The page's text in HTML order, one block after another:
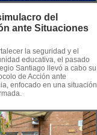
del
ante Situaciones
la seguridad y el
educativa, el pasado
Santiago llevó a cabo su
de Acción ante
enfocado en una situación